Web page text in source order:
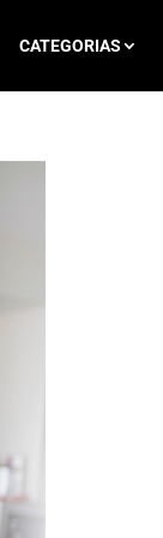
CATEGORIAS